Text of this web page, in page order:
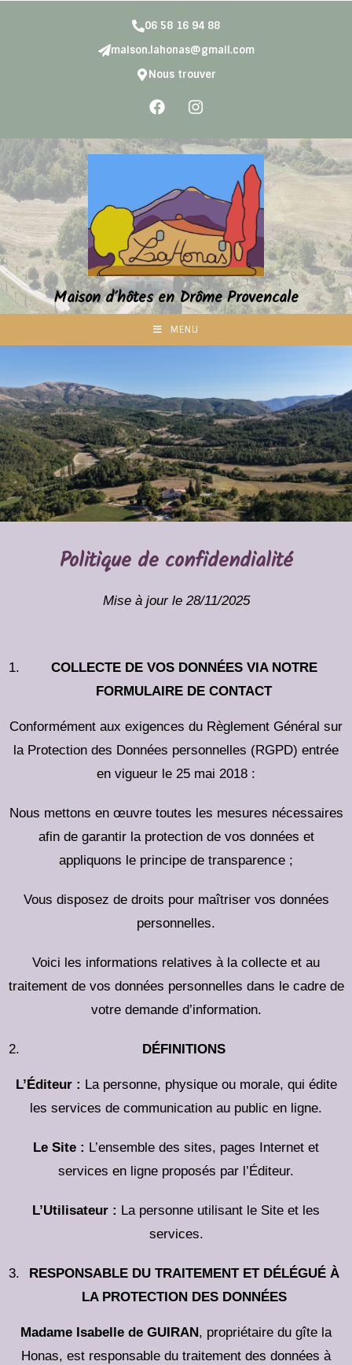
06 58 16 94 88
maison.lahonas@gmail.com
Nous trouver
Maison d'hôtes en Drôme Provencale
MENU
Politique de confidendialité
Mise à jour le 28/11/2025
COLLECTE DE VOS DONNÉES VIA NOTRE
FORMULAIRE DE CONTACT
Conformément aux exigences du Règlement Général sur
la Protection des Données personnelles (RGPD) entrée
en vigueur le 25 mai 2018 :
Nous mettons en œuvre toutes les mesures nécessaires
afin de garantir la protection de vos données et
appliquons le principe de transparence ;
Vous disposez de droits pour maîtriser vos données
personnelles.
Voici les informations relatives à la collecte et au
traitement de vos données personnelles dans le cadre de
votre demande d’information.
DÉFINITIONS
L’Éditeur : La personne, physique ou morale, qui édite
les services de communication au public en ligne.
Le Site : L’ensemble des sites, pages Internet et
services en ligne proposés par l’Éditeur.
L’Utilisateur : La personne utilisant le Site et les
services.
RESPONSABLE DU TRAITEMENT ET DÉLÉGUÉ À
LA PROTECTION DES DONNÉES
Madame Isabelle de GUIRAN , propriétaire du gîte la
Honas, est responsable du traitement des données à